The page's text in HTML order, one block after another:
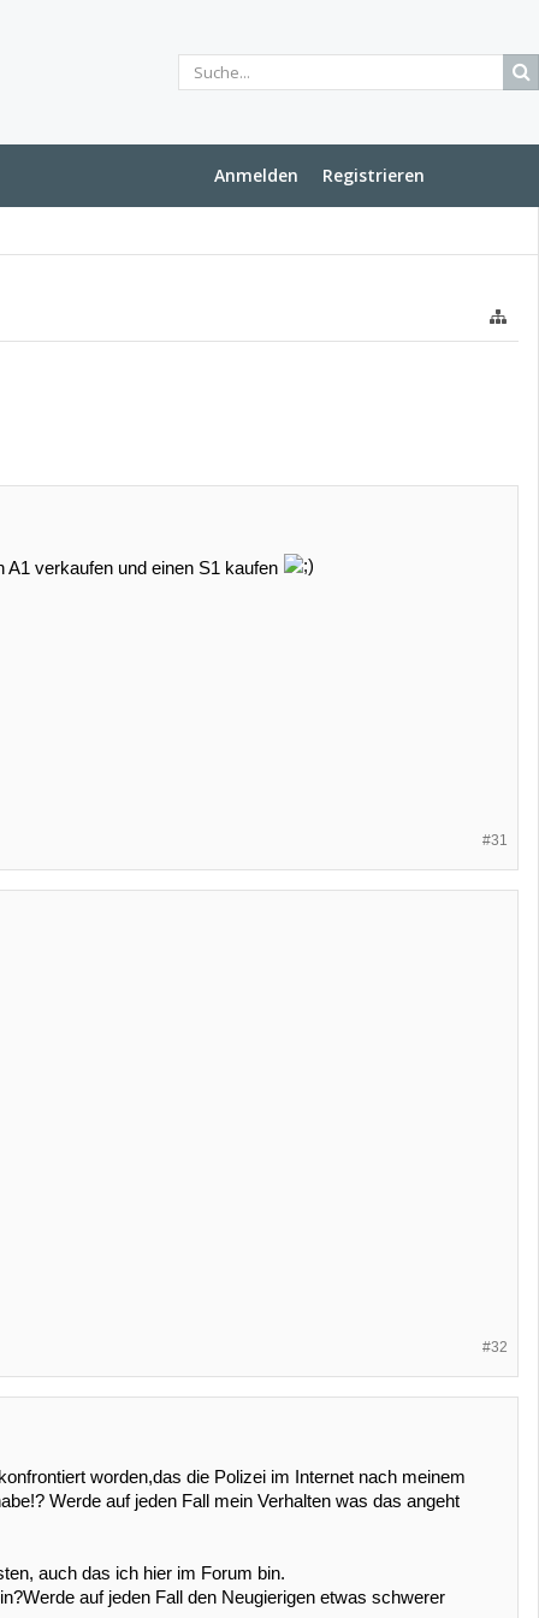
Anmelden Registrieren
A1 verkaufen und einen S1 kaufen
#31
#32
worden,das die Polizei im Internet nach meinem
Werde auf jeden Fall mein Verhalten was das angeht
auch das ich hier im Forum bin.
auf jeden Fall den Neugierigen etwas schwerer